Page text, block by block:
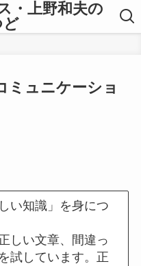
・上野和夫の
ど
ュニケーショ
い知識」を身につ
しい文章、間違っ
試しています。正